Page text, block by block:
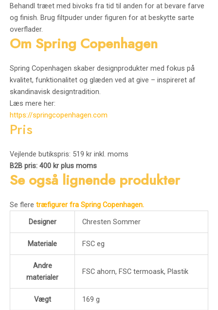
Behandl træet med bivoks fra tid til anden for at bevare farve
og finish. Brug filtpuder under figuren for at beskytte sarte
overflader.
Om Spring Copenhagen
Spring Copenhagen skaber designprodukter med fokus på
kvalitet, funktionalitet og glæden ved at give – inspireret af
skandinavisk designtradition.
Læs mere her:
https://springcopenhagen.com
Pris
Vejlende butikspris: 519 kr inkl. moms
B2B pris: 400 kr plus moms
Se også lignende produkter
Se flere træfigurer fra Spring Copenhagen.
Designer
Chresten Sommer
Materiale FSC eg
Andre
materialer
FSC ahorn, FSC termoask, Plastik
Vægt 169 g